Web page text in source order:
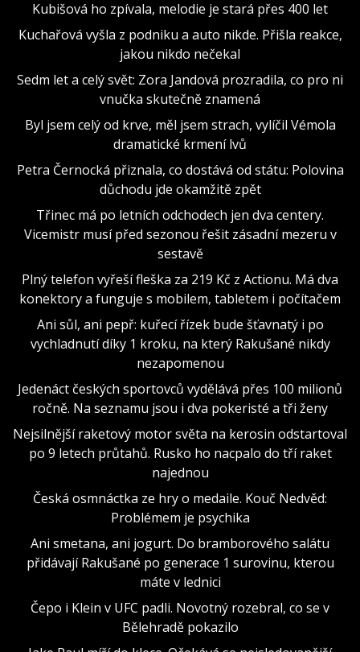
Kubišová ho zpívala, melodie je stará přes 400 let
Kuchařová vyšla z podniku a auto nikde. Přišla reakce,
jakou nikdo nečekal
Sedm let a celý svět: Zora Jandová prozradila, co pro ni
vnučka skutečně znamená
Byl jsem celý od krve, měl jsem strach, vylíčil Vémola
dramatické krmení lvů
Petra Černocká přiznala, co dostává od státu: Polovina
důchodu jde okamžitě zpět
Třinec má po letních odchodech jen dva centery.
Vicemistr musí před sezonou řešit zásadní mezeru v
sestavě
Plný telefon vyřeší fleška za 219 Kč z Actionu. Má dva
konektory a funguje s mobilem, tabletem i počítačem
Ani sůl, ani pepř: kuřecí řízek bude šťavnatý i po
vychladnutí díky 1 kroku, na který Rakušané nikdy
nezapomenou
Jedenáct českých sportovců vydělává přes 100 milionů
ročně. Na seznamu jsou i dva pokeristé a tři ženy
Nejsilnější raketový motor světa na kerosin odstartoval
po 9 letech průtahů. Rusko ho nacpalo do tří raket
najednou
Česká osmnáctka ze hry o medaile. Kouč Nedvěd:
Problémem je psychika
Ani smetana, ani jogurt. Do bramborového salátu
přidávají Rakušané po generace 1 surovinu, kterou
máte v lednici
Čepo i Klein v UFC padli. Novotný rozebral, co se v
Bělehradě pokazilo